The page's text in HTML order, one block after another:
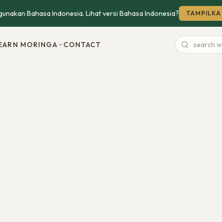
Bahasa Indonesia. Lihat versi Bahasa Indonesia?
MORINGA CONTACT
Search